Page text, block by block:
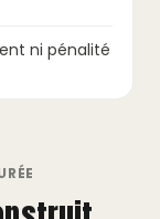
ni pénalité